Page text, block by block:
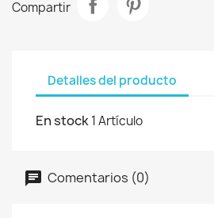
Compartir
Detalles del producto
En stock1 Artículo
Comentarios (0)